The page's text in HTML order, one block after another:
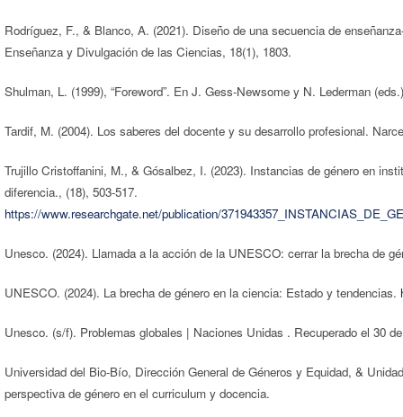
Rodríguez, F., & Blanco, A. (2021). Diseño de una secuencia de
Enseñanza y Divulgación de las Ciencias, 18(1), 1803.
Shulman, L. (1999), “Foreword”. En J. Gess-Newsome y N. Lederman
Tardif, M. (2004). Los saberes del docente y su desarrollo profesional.
Trujillo Cristoffanini, M., & Gósalbez, I. (2023). Instancias de género en
diferencia., (18), 503-517.
https://www.researchgate.net/publication/
Unesco. (2024). Llamada a la acción de la UNESCO: cerrar la brecha de
UNESCO. (2024). La brecha de género en la ciencia: Estado y tendencias.
Unesco. (s/f). Problemas globales | Naciones Unidas . Recuperado el 30
Universidad del Bio-Bío, Dirección General de Géneros y Equidad, &
perspectiva de género en el curriculum y docencia.